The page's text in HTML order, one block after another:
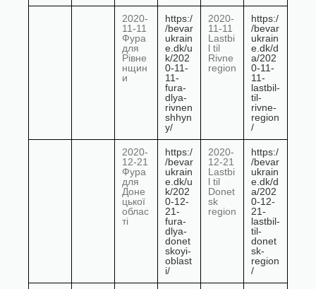
2020-
11-11
Фура
для
Рівне
нщин
и
https:/
/bevar
ukrain
e.dk/u
k/202
0-11-
11-
fura-
dlya-
rivnen
shhyn
y/
2020-
11-11
Lastbi
l til
Rivne
region
https:/
/bevar
ukrain
e.dk/d
a/202
0-11-
11-
lastbil-
til-
rivne-
region
/
2020-
12-21
Фура
для
Доне
цької
облас
ті
https:/
/bevar
ukrain
e.dk/u
k/202
0-12-
21-
fura-
dlya-
donet
skoyi-
oblast
i/
2020-
12-21
Lastbi
l til
Donet
sk
region
https:/
/bevar
ukrain
e.dk/d
a/202
0-12-
21-
lastbil-
til-
donet
sk-
region
/